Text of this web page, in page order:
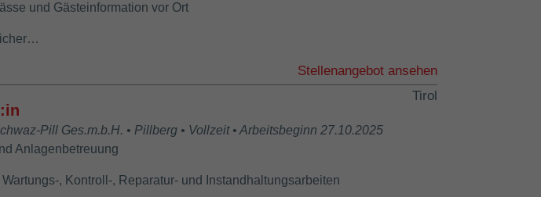
und Gästeinformation vor Ort
Stellenangebot ansehen
Tirol
Pill Ges.m.b.H. • Pillberg • Vollzeit • Arbeitsbeginn 27.10.2025
Anlagenbetreuung
, Kontroll-, Reparatur- und Instandhaltungsarbeiten